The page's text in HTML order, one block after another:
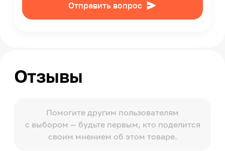
Отправить вопрос
Отзывы
Помогите другим пользователям
с выбором — будьте первым, кто поделится
своим мнением об этом товаре.